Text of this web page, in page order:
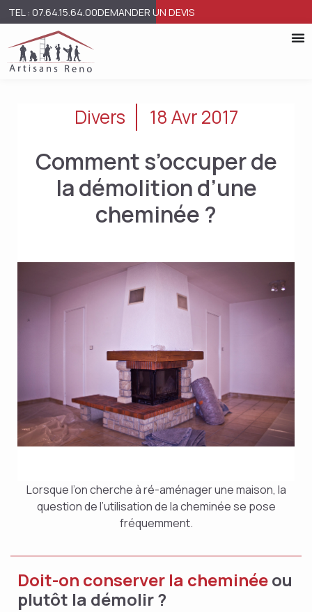
TEL : 07.64.15.64.00DEMANDER UN DEVIS
Divers 18 Avr 2017
Comment s’occuper de
la démolition d’une
cheminée ?
Lorsque l’on cherche à ré-aménager une maison, la
question de l’utilisation de la cheminée se pose
fréquemment.
Doit-on conserver la cheminéeou
plutôt la démolir ?